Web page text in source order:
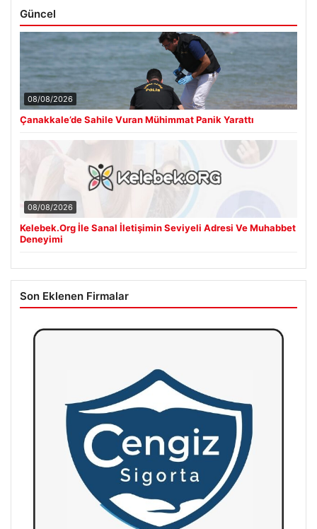
Güncel
08/08/2026
Çanakkale’de Sahile Vuran Mühimmat Panik Yarattı
08/08/2026
Kelebek.Org İle Sanal İletişimin Seviyeli Adresi Ve Muhabbet
Deneyimi
Son Eklenen Firmalar